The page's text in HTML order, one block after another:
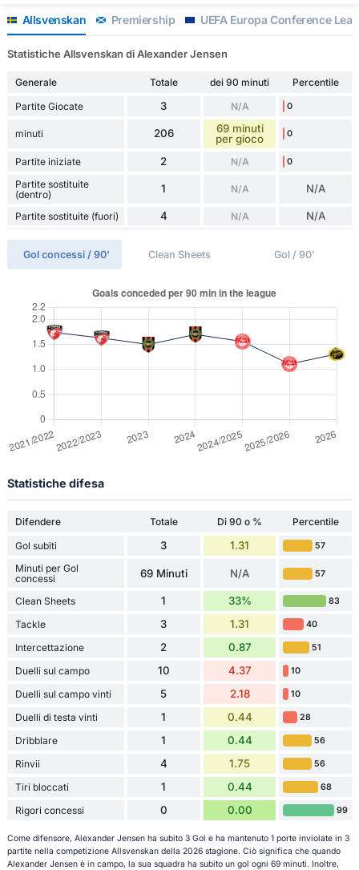
Allsvenskan Premiership UEFA Europa Conference
Statistiche Allsvenskan di Alexander Jensen
Generale Totale dei 90 minuti
Percentile
Partite Giocate
3 N/A 0
minuti 206
69 minuti
per gioco
0
Partite iniziate 2 N/A 0
Partite sostituite
(dentro)
1 N/A N/A
Partite sostituite (fuori) 4 N/A N/A
Gol concessi / 90' Clean Sheets Gol / 90'
Statistiche difesa
Difendere Totale Di 90 o %
Percentile
Gol subiti
3 1.31 57
Minuti per Gol
concessi
69 Minuti N/A 57
Clean Sheets 1 33% 83
Tackle 3 1.31 40
Intercettazione 2 0.87 51
Duelli sul campo 10 4.37 10
Duelli sul campo vinti 5 2.18 10
Duelli di testa vinti 1 0.44 28
Dribblare 1 0.44 56
Rinvii 4 1.75 56
Tiri bloccati 1 0.44 68
Rigori concessi 0 0.00 99
Come difensore, Alexander Jensen ha subito 3 Gol e ha mantenuto 1 porte inviolate in 3
partite nella competizione Allsvenskan della 2026 stagione. Ciò significa che quando
Alexander Jensen è in campo, la sua squadra ha subito un gol ogni 69 minuti. Inoltre,